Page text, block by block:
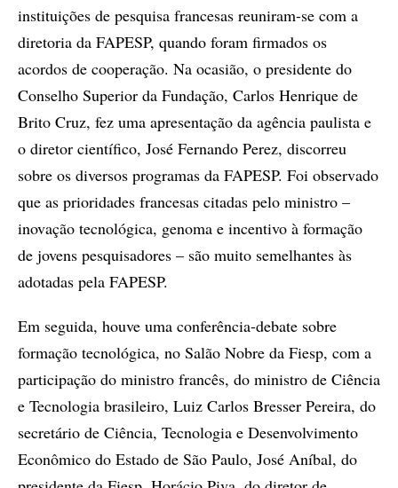
instituições de pesquisa francesas reuniram-se com a
diretoria da FAPESP, quando foram firmados os
acordos de cooperação. Na ocasião, o presidente do
Conselho Superior da Fundação, Carlos Henrique de
Brito Cruz, fez uma apresentação da agência paulista e
o diretor científico, José Fernando Perez, discorreu
sobre os diversos programas da FAPESP. Foi observado
que as prioridades francesas citadas pelo ministro –
inovação tecnológica, genoma e incentivo à formação
de jovens pesquisadores – são muito semelhantes às
adotadas pela FAPESP.
Em seguida, houve uma conferência-debate sobre
formação tecnológica, no Salão Nobre da Fiesp, com a
participação do ministro francês, do ministro de Ciência
e Tecnologia brasileiro, Luiz Carlos Bresser Pereira, do
secretário de Ciência, Tecnologia e Desenvolvimento
Econômico do Estado de São Paulo, José Aníbal, do